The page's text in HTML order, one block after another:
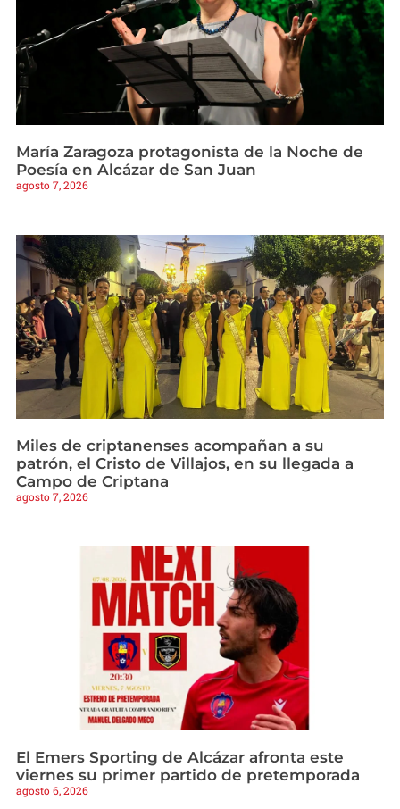
María Zaragoza protagonista de la Noche de
Poesía en Alcázar de San Juan
agosto 7, 2026
Miles de criptanenses acompañan a su
patrón, el Cristo de Villajos, en su llegada a
Campo de Criptana
agosto 7, 2026
El Emers Sporting de Alcázar afronta este
viernes su primer partido de pretemporada
agosto 6, 2026